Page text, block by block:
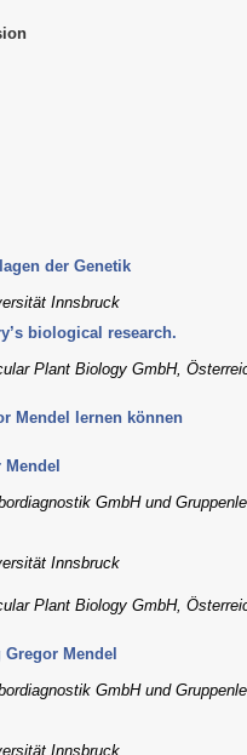
der Genetik
Innsbruck
biological research.
Plant Biology GmbH,
Mendel lernen können
Mendel
GmbH und
Innsbruck
Plant Biology GmbH,
Gregor Mendel
GmbH und
Innsbruck